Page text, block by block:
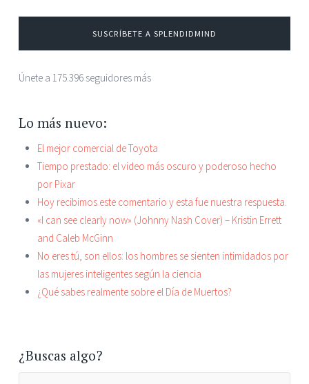
SUSCRÍBETE A SPLENDIDMIND
Únete a 175.396 seguidores más
Lo más nuevo:
El mejor comercial de Toyota
Tiempo prestado: el video más oscuro y poderoso hecho
por Pixar
Hoy recibimos este comentario y esta fue nuestra respuesta.
«I can see clearly now» (Johnny Nash Cover) – Kristin Errett
and Caleb McGinn
No eres tú, son ellos: los hombres se sienten intimidados por
las mujeres inteligentes según la ciencia
¿Qué sabes realmente sobre el Día de Muertos?
¿Buscas algo?